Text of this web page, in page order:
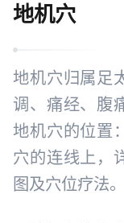
地机穴
地机穴归属足
调、痛经、腹
地机穴的位置
穴的连线上，
图及穴位疗法。